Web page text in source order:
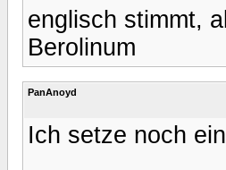
englisch stimmt,
Berolinum
PanAnoyd
Ich setze noch